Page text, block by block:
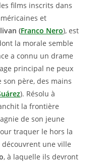
films inscrits dans
et
(Franco Nero), est
la morale semble
a connu un drame
principal ne peux
père, des mains
). Résolu à
la frontière
de son jeune
traquer le hors la
découvrent une ville
, à laquelle ils devront